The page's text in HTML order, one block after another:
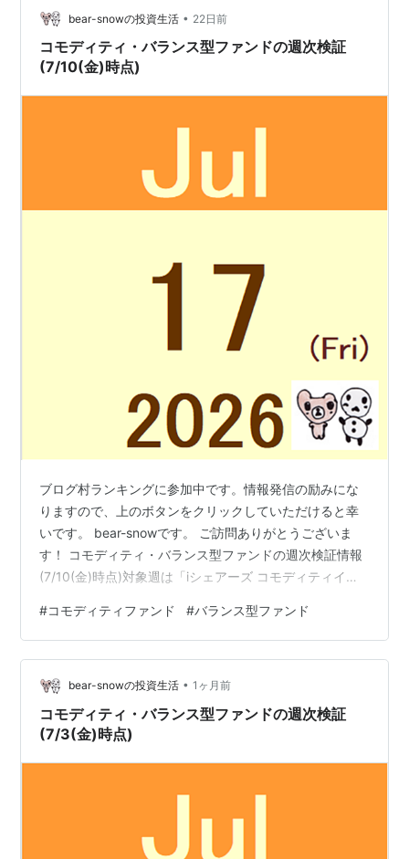
eMAXIS Slimバランス(8資産均等型) 5位 +0.…
bear-snowの投資生活 • 22日前
コモディティ・バランス型ファンドの週次検証
(7/10(金)時点)
ブログ村ランキングに参加中です。情報発信の励みにな
りますので、上のボタンをクリックしていただけると幸
いです。 bear-snowです。 ご訪問ありがとうございま
す！ コモディティ・バランス型ファンドの週次検証情報
(7/10(金)時点)対象週は「iシェアーズ コモディティイン
落率ランキング(7/6(月)～7/10(金)) 1位 +4.68% iシェア
ーズ コモディティインデックス・ファンド 2位 +3.66%
UBS原油先物ファンド 3位 +3.44% SMTAMコモディテ
ィ・オープン 4位 +0.86% eMAXIS Slim全世界株式(オ…
#コモディティファンド #バランス型ファンド
bear-snowの投資生活 • 1ヶ月前
コモディティ・バランス型ファンドの週次検証
(7/3(金)時点)